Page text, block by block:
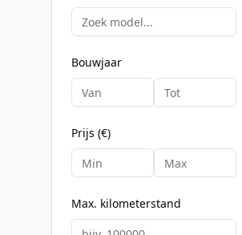
Bouwjaar
Prijs (€)
Max. kilometerstand